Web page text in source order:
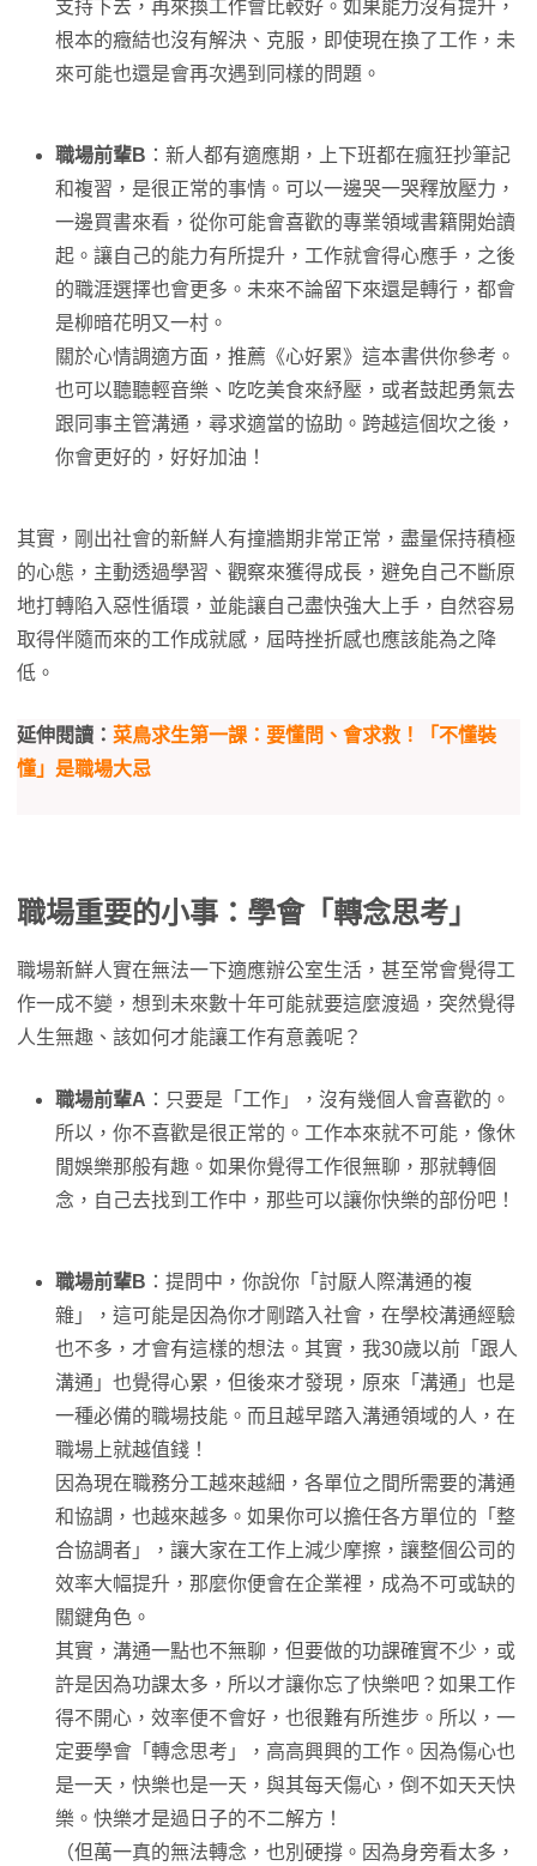
支持下去，再來換工作會比較好。如果能力沒有提升，
根本的癥結也沒有解決、克服，即使現在換了工作，未
來可能也還是會再次遇到同樣的問題。
職場前輩B ：新人都有適應期，上下班都在瘋狂抄筆記
和複習，是很正常的事情。可以一邊哭一哭釋放壓力，
一邊買書來看，從你可能會喜歡的專業領域書籍開始讀
起。讓自己的能力有所提升，工作就會得心應手，之後
的職涯選擇也會更多。未來不論留下來還是轉行，都會
是柳暗花明又一村。
關於心情調適方面，推薦《心好累》這本書供你參考。
也可以聽聽輕音樂、吃吃美食來紓壓，或者鼓起勇氣去
跟同事主管溝通，尋求適當的協助。跨越這個坎之後，
你會更好的，好好加油！
其實，剛出社會的新鮮人有撞牆期非常正常，盡量保持積極
的心態，主動透過學習、觀察來獲得成長，避免自己不斷原
地打轉陷入惡性循環，並能讓自己盡快強大上手，自然容易
取得伴隨而來的工作成就感，屆時挫折感也應該能為之降
低。
延伸閱讀： 菜鳥求生第一課：要懂問、會求救！「不懂裝
懂」是職場大忌
職場重要的小事：學會「轉念思考」
職場新鮮人實在無法一下適應辦公室生活，甚至常會覺得工
作一成不變，想到未來數十年可能就要這麼渡過，突然覺得
人生無趣、該如何才能讓工作有意義呢？
職場前輩A ：只要是「工作」，沒有幾個人會喜歡的。
所以，你不喜歡是很正常的。工作本來就不可能，像休
閒娛樂那般有趣。如果你覺得工作很無聊，那就轉個
念，自己去找到工作中，那些可以讓你快樂的部份吧！
職場前輩B ：提問中，你說你「討厭人際溝通的複
雜」，這可能是因為你才剛踏入社會，在學校溝通經驗
也不多，才會有這樣的想法。其實，我30歲以前「跟人
溝通」也覺得心累，但後來才發現，原來「溝通」也是
一種必備的職場技能。而且越早踏入溝通領域的人，在
職場上就越值錢！
因為現在職務分工越來越細，各單位之間所需要的溝通
和協調，也越來越多。如果你可以擔任各方單位的「整
合協調者」，讓大家在工作上減少摩擦，讓整個公司的
效率大幅提升，那麼你便會在企業裡，成為不可或缺的
關鍵角色。
其實，溝通一點也不無聊，但要做的功課確實不少，或
許是因為功課太多，所以才讓你忘了快樂吧？如果工作
得不開心，效率便不會好，也很難有所進步。所以，一
定要學會「轉念思考」，高高興興的工作。因為傷心也
是一天，快樂也是一天，與其每天傷心，倒不如天天快
樂。快樂才是過日子的不二解方！
（但萬一真的無法轉念，也別硬撐。因為身旁看太多，